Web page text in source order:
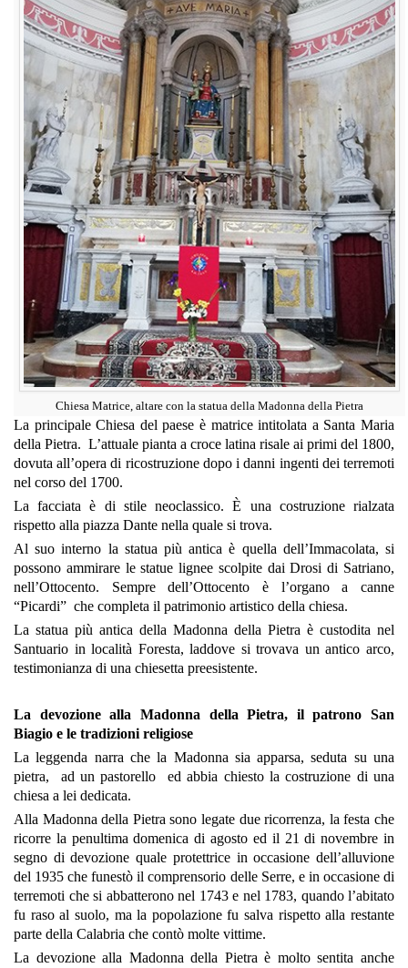
Chiesa Matrice, altare con la statua della Madonna della Pietra
La principale Chiesa del paese è matrice intitolata a Santa Maria
della Pietra. L’attuale pianta a croce latina risale ai primi del 1800,
dovuta all’opera di ricostruzione dopo i danni ingenti dei terremoti
nel corso del 1700.
La facciata è di stile neoclassico. È una costruzione rialzata
rispetto alla piazza Dante nella quale si trova.
Al suo interno la statua più antica è quella dell’Immacolata, si
possono ammirare le statue lignee scolpite dai Drosi di Satriano,
nell’Ottocento. Sempre dell’Ottocento è l’organo a canne
“Picardi” che completa il patrimonio artistico della chiesa.
La statua più antica della Madonna della Pietra è custodita nel
Santuario in località Foresta, laddove si trovava un antico arco,
testimonianza di una chiesetta preesistente.
La devozione alla Madonna della Pietra, il patrono San
Biagio e le tradizioni religiose
La leggenda narra che la Madonna sia apparsa, seduta su una
pietra, ad un pastorello ed abbia chiesto la costruzione di una
chiesa a lei dedicata.
Alla Madonna della Pietra sono legate due ricorrenza, la festa che
ricorre la penultima domenica di agosto ed il 21 di novembre in
segno di devozione quale protettrice in occasione dell’alluvione
del 1935 che funestò il comprensorio delle Serre, e in occasione di
terremoti che si abbatterono nel 1743 e nel 1783, quando l’abitato
fu raso al suolo, ma la popolazione fu salva rispetto alla restante
parte della Calabria che contò molte vittime.
La devozione alla Madonna della Pietra è molto sentita anche